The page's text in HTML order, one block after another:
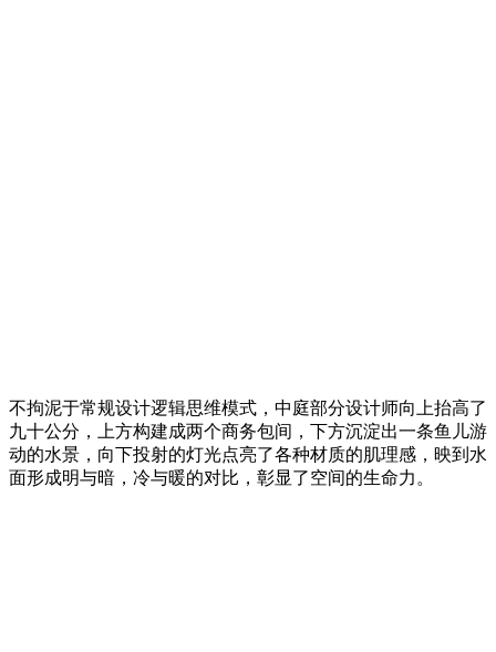
不拘泥于常规设计逻辑思维模式，中庭部分设计师向上抬高了
九十公分，上方构建成两个商务包间，下方沉淀出一条鱼儿游
动的水景，向下投射的灯光点亮了各种材质的肌理感，映到水
面形成明与暗，冷与暖的对比，彰显了空间的生命力。